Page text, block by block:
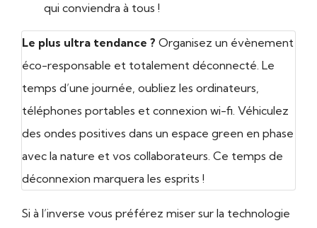
qui conviendra à tous !
Le plus ultra tendance ? Organisez un évènement
éco-responsable et totalement déconnecté. Le
temps d’une journée, oubliez les ordinateurs,
téléphones portables et connexion wi-fi. Véhiculez
des ondes positives dans un espace green en phase
avec la nature et vos collaborateurs. Ce temps de
déconnexion marquera les esprits !
Si à l’inverse vous préférez miser sur la technologie